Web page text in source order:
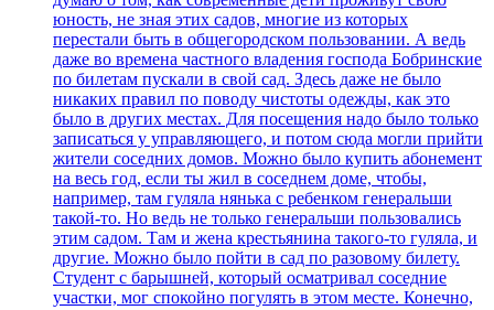
юность, не зная этих садов, многие из которых
перестали быть в общегородском пользовании. А ведь
даже во времена частного владения господа Бобринские
по билетам пускали в свой сад. Здесь даже не было
никаких правил по поводу чистоты одежды, как это
было в других местах. Для посещения надо было только
записаться у управляющего, и потом сюда могли прийти
жители соседних домов. Можно было купить абонемент
на весь год, если ты жил в соседнем доме, чтобы,
например, там гуляла нянька с ребенком генеральши
такой-то. Но ведь не только генеральши пользовались
этим садом. Там и жена крестьянина такого-то гуляла, и
другие. Можно было пойти в сад по разовому билету.
Студент с барышней, который осматривал соседние
участки, мог спокойно погулять в этом месте. Конечно,